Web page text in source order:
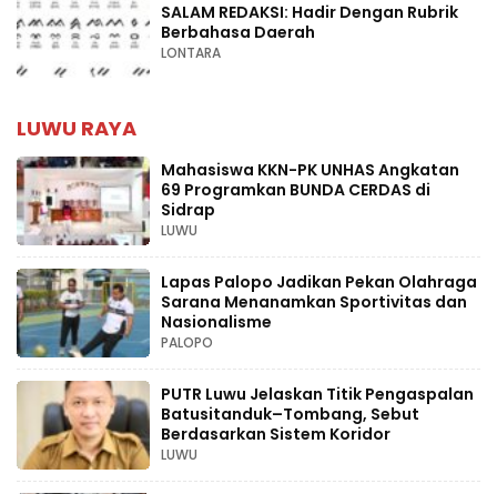
SALAM REDAKSI: Hadir Dengan Rubrik
Berbahasa Daerah
LONTARA
LUWU RAYA
Mahasiswa KKN-PK UNHAS Angkatan
69 Programkan BUNDA CERDAS di
Sidrap
LUWU
Lapas Palopo Jadikan Pekan Olahraga
Sarana Menanamkan Sportivitas dan
Nasionalisme
PALOPO
PUTR Luwu Jelaskan Titik Pengaspalan
Batusitanduk–Tombang, Sebut
Berdasarkan Sistem Koridor
LUWU